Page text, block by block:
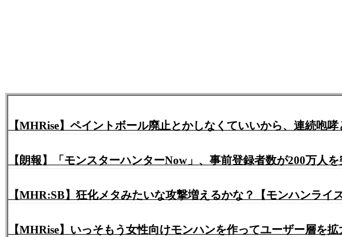
【MHRise】ペイントボール廃止とかしなくていいから、連続咆
【朗報】「モンスターハンターNow」、事前登録者数が200万人を
【MHR:SB】狂化メタみたいな攻撃増えるかな？【モンハンライ
【MHRise】いっそもう女性向けモンハンを作ってユーザー層を